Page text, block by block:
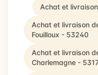
Achat et
Achat et livraison
Fouilloux - 53240
Achat et livraison
Charlemagne -